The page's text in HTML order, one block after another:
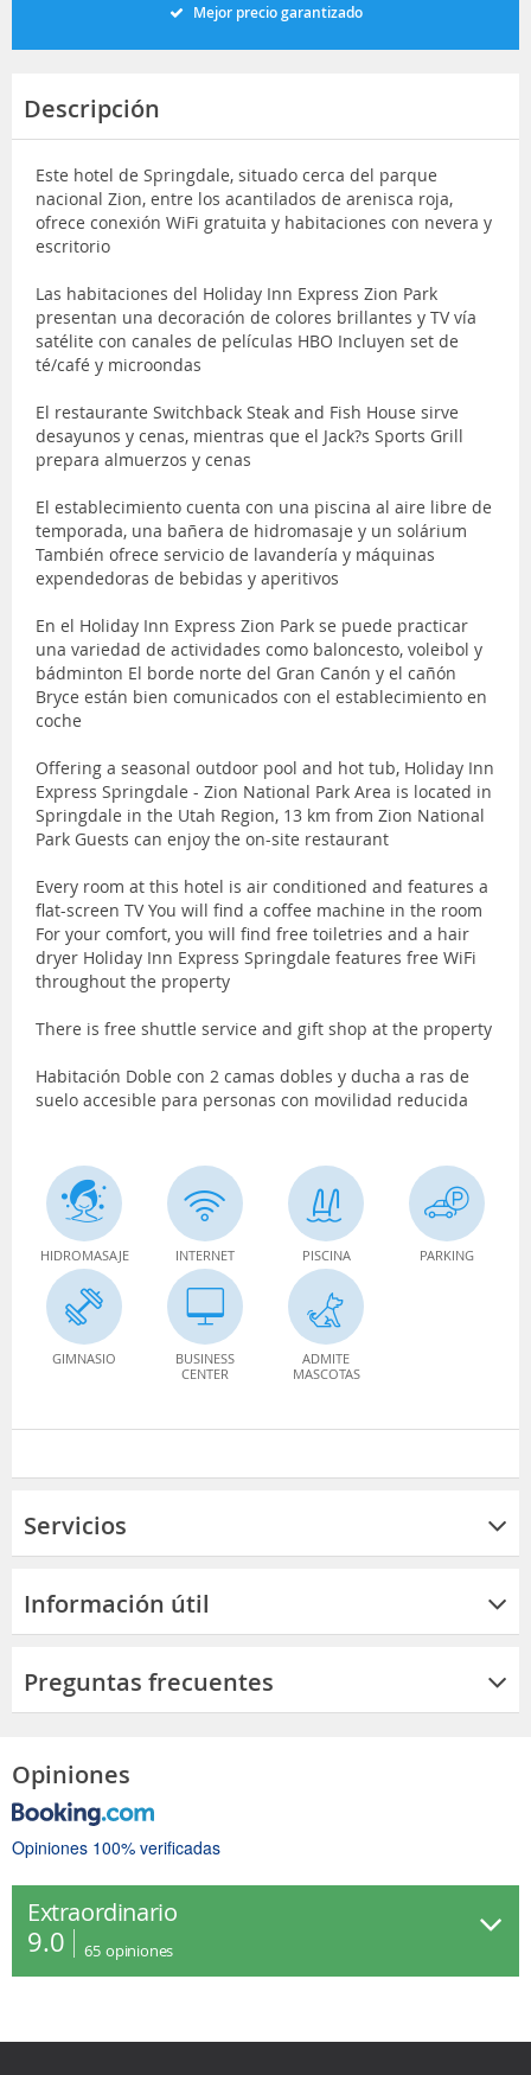
Mejor precio garantizado
Descripción
Este hotel de Springdale, situado cerca del parque
nacional Zion, entre los acantilados de arenisca roja,
ofrece conexión WiFi gratuita y habitaciones con nevera y
escritorio
Las habitaciones del Holiday Inn Express Zion Park
presentan una decoración de colores brillantes y TV vía
satélite con canales de películas HBO Incluyen set de
té/café y microondas
El restaurante Switchback Steak and Fish House sirve
desayunos y cenas, mientras que el Jack?s Sports Grill
prepara almuerzos y cenas
El establecimiento cuenta con una piscina al aire libre de
temporada, una bañera de hidromasaje y un solárium
También ofrece servicio de lavandería y máquinas
expendedoras de bebidas y aperitivos
En el Holiday Inn Express Zion Park se puede practicar
una variedad de actividades como baloncesto, voleibol y
bádminton El borde norte del Gran Canón y el cañón
Bryce están bien comunicados con el establecimiento en
coche
Offering a seasonal outdoor pool and hot tub, Holiday Inn
Express Springdale - Zion National Park Area is located in
Springdale in the Utah Region, 13 km from Zion National
Park Guests can enjoy the on-site restaurant
Every room at this hotel is air conditioned and features a
flat-screen TV You will find a coffee machine in the room
For your comfort, you will find free toiletries and a hair
dryer Holiday Inn Express Springdale features free WiFi
throughout the property
There is free shuttle service and gift shop at the property
Habitación Doble con 2 camas dobles y ducha a ras de
suelo accesible para personas con movilidad reducida
HIDROMASAJE INTERNET PISCINA PARKING
GIMNASIO
BUSINESS
CENTER
ADMITE
MASCOTAS
Servicios
Información útil
Preguntas frecuentes
Opiniones
Opiniones 100% verificadas
Extraordinario
9.0 65 opiniones